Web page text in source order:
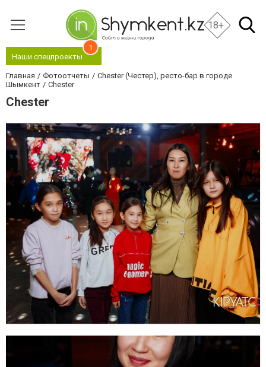
18+
Наши спецпроекты
1
Главная Фотоотчеты
Chester (Честер), ресто-бар в городе
Шымкент
Chester
Chester